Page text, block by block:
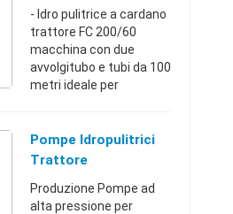
- Idro pulitrice a cardano
trattore FC 200/60
macchina con due
avvolgitubo e tubi da 100
metri ideale per
forza Cardano 400, Giri
pompa 1400, Giri moto ...
Pompe Idropulitrici
Trattore
Produzione Pompe ad
alta pressione per